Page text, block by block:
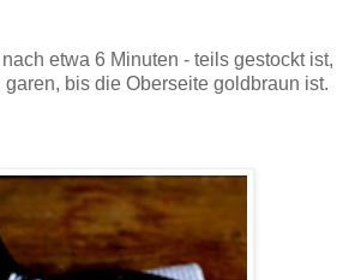
etwa 6 Minuten - teils gestockt ist,
garen, bis die Oberseite goldbraun ist.